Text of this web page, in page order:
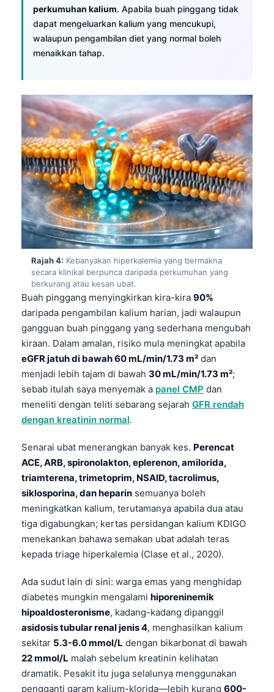
perkumuhan kalium. Apabila buah pinggang tidak
dapat mengeluarkan kalium yang mencukupi,
walaupun pengambilan diet yang normal boleh
menaikkan tahap.
Rajah 4: Kebanyakan hiperkalemia yang bermakna
secara klinikal berpunca daripada perkumuhan yang
berkurang atau kesan ubat.
Buah pinggang menyingkirkan kira-kira 90%
daripada pengambilan kalium harian, jadi walaupun
gangguan buah pinggang yang sederhana mengubah
kiraan. Dalam amalan, risiko mula meningkat apabila
eGFR jatuh di bawah 60 mL/min/1.73 m² dan
menjadi lebih tajam di bawah 30 mL/min/1.73 m²;
sebab itulah saya menyemak a panel CMP dan
meneliti dengan teliti sebarang sejarah GFR rendah
dengan kreatinin normal.
Senarai ubat menerangkan banyak kes. Perencat
ACE, ARB, spironolakton, eplerenon, amilorida,
triamterena, trimetoprim, NSAID, tacrolimus,
siklosporina, dan heparin semuanya boleh
meningkatkan kalium, terutamanya apabila dua atau
tiga digabungkan; kertas persidangan kalium KDIGO
menekankan bahawa semakan ubat adalah teras
kepada triage hiperkalemia (Clase et al., 2020).
Ada sudut lain di sini: warga emas yang menghidap
diabetes mungkin mengalami hiporeninemik
hipoaldosteronisme, kadang-kadang dipanggil
asidosis tubular renal jenis 4, menghasilkan kalium
sekitar 5.3-6.0 mmol/L dengan bikarbonat di bawah
22 mmol/L malah sebelum kreatinin kelihatan
dramatik. Pesakit itu juga selalunya menggunakan
pengganti garam kalium-klorida—lebih kurang 600-